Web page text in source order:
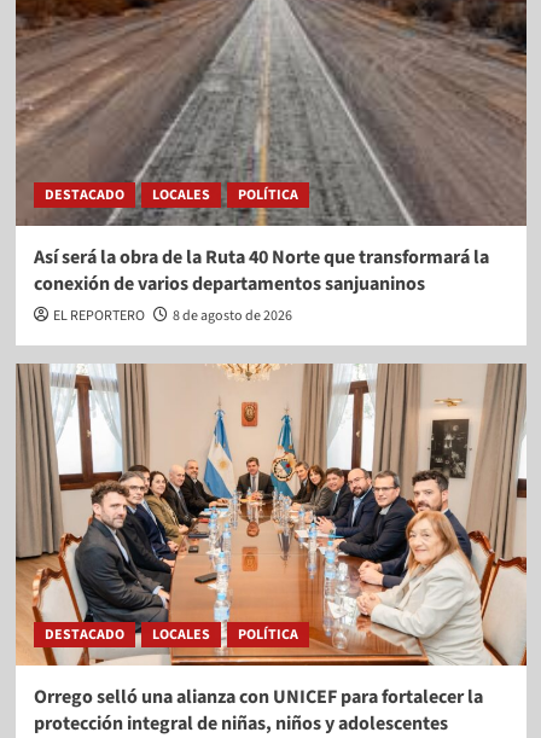
DESTACADO LOCALES POLÍTICA
Así será la obra de la Ruta 40 Norte que transformará la
conexión de varios departamentos sanjuaninos
EL REPORTERO 8 de agosto de 2026
DESTACADO LOCALES POLÍTICA
Orrego selló una alianza con UNICEF para fortalecer la
protección integral de niñas, niños y adolescentes